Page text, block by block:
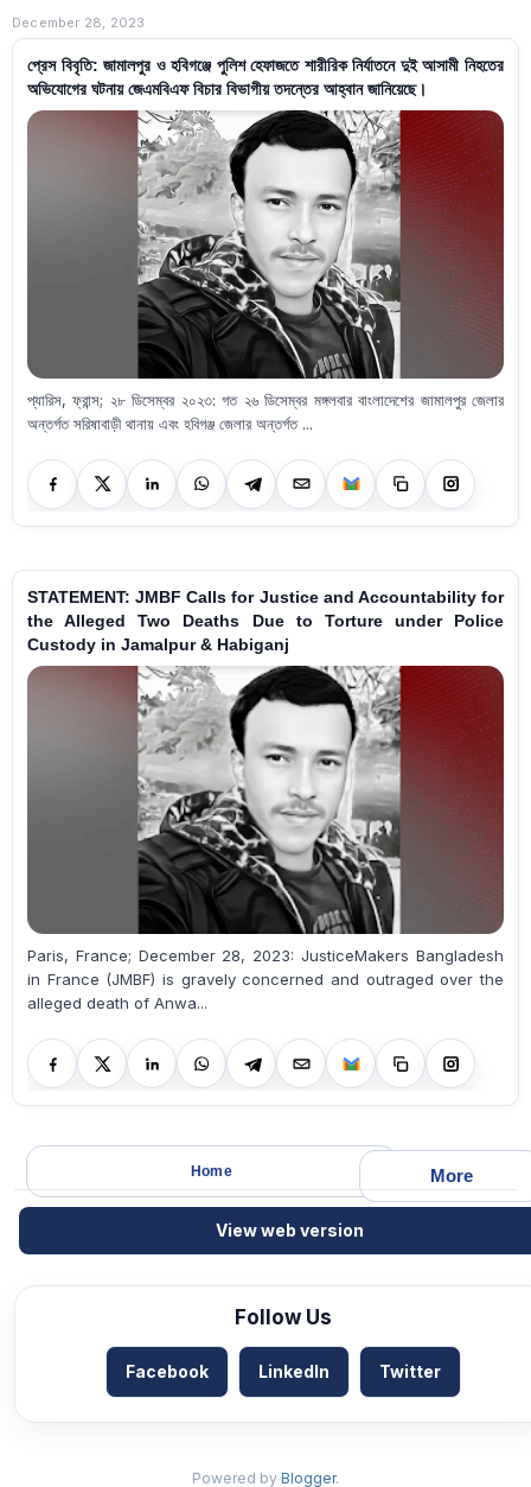
December 28, 2023
প্রেস বিবৃতি: জামালপুর ও হবিগঞ্জে পুলিশ হেফাজতে শারীরিক নির্যাতনে দুই আসামী নিহতের
অভিযোগের ঘটনায় জেএমবিএফ বিচার বিভাগীয় তদন্তের আহ্বান জানিয়েছে।
প্যারিস, ফ্রান্স; ২৮ ডিসেম্বর ২০২৩: গত ২৬ ডিসেম্বর মঙ্গলবার বাংলাদেশের জামালপুর জেলার
অন্তর্গত সরিষাবাড়ী থানায় এবং হবিগঞ্জ জেলার অন্তর্গত ...
STATEMENT: JMBF Calls for Justice and Accountability for
the Alleged Two Deaths Due to Torture under Police
Custody in Jamalpur & Habiganj
Paris, France; December 28, 2023: JusticeMakers Bangladesh
in France (JMBF) is gravely concerned and outraged over the
alleged death of Anwa...
More
Home
View web version
Follow Us
Facebook LinkedIn Twitter
Powered by Blogger.